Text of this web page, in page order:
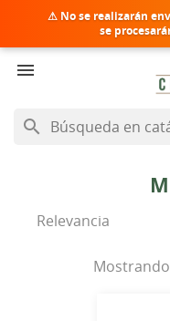
⚠ No se realizarán
se

search
Relevancia